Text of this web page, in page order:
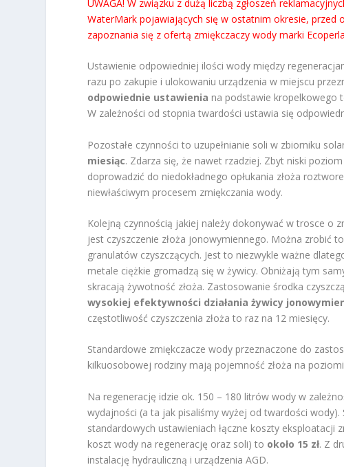
UWAGA! W związku z dużą liczbą zgłoszeń
WaterMark pojawiających się w ostatnim okresie,
zapoznania się z ofertą zmiękczaczy wody marki
Ustawienie odpowiedniej ilości wody między
razu po zakupie i ulokowaniu urządzenia w miejscu
odpowiednie ustawienia na podstawie kropelkowego
W zależności od stopnia twardości ustawia się
Pozostałe czynności to uzupełnianie soli w zbiorniku
miesiąc. Zdarza się, że nawet rzadziej. Zbyt niski
doprowadzić do niedokładnego opłukania złoża
niewłaściwym procesem zmiękczania wody.
Kolejną czynnością jakiej należy dokonywać w trosce o
jest czyszczenie złoża jonowymiennego. Można zrobić
granulatów czyszczących. Jest to niezwykle ważne
metale ciężkie gromadzą się w żywicy. Obniżają tym
skracają żywotność złoża. Zastosowanie środka
wysokiej efektywności działania żywicy
częstotliwość czyszczenia złoża to raz na 12 miesięcy.
Standardowe zmiękczacze wody przeznaczone do
kilkuosobowej rodziny mają pojemność złoża na
Na regenerację idzie ok. 150 – 180 litrów wody w
wydajności (a ta jak pisaliśmy wyżej od twardości
standardowych ustawieniach łączne koszty eksploatacji
koszt wody na regenerację oraz soli) to około 15 zł. Z
instalację hydrauliczną i urządzenia AGD.